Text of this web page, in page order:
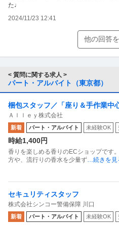
た♩
2024/11/23 12:41
他の回答
< 質問に関する求人 >
パート・アルバイト（東京都）
梱包スタッフ／「座り＆手作業中
副業OK 週1日からOK 1日1時間か
Ａｌｌｅｙ株式会社
新着 パート・アルバイト 未経験OK
時給1,400円
香りを楽しめる香りのECショップです
方や、流行りの香水を少量ず…続きを見
セキュリティスタッフ
株式会社シンコー警備保障 川口
新着 パート・アルバイト 未経験OK